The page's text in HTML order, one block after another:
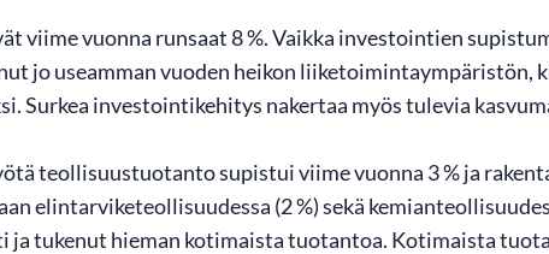
viime vuonna runsaat 8 %. Vaikka investointien
jo useamman vuoden heikon
Surkea investointikehitys nakertaa myös tulevia
teollisuustuotanto supistui viime vuonna 3 % ja
elintarviketeollisuudessa (2 %) sekä
ja tukenut hieman kotimaista tuotantoa. Kotimaista